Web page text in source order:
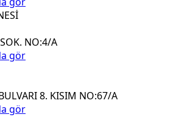
NO:4/A
gör
8. KISIM NO:67/A
gör